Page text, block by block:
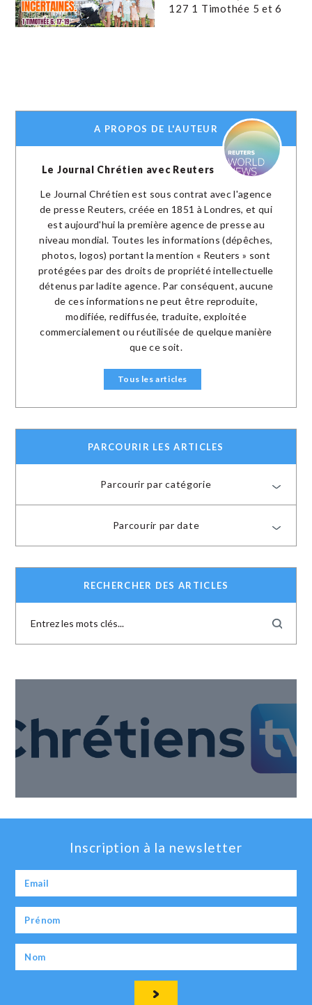
127 1 Timothée 5 et 6
A PROPOS DE L'AUTEUR
Le Journal Chrétien avec Reuters
Le Journal Chrétien est sous contrat avec l'agence
de presse Reuters, créée en 1851 à Londres, et qui
est aujourd'hui la première agence de presse au
niveau mondial. Toutes les informations (dépêches,
photos, logos) portant la mention « Reuters » sont
protégées par des droits de propriété intellectuelle
détenus par ladite agence. Par conséquent, aucune
de ces informations ne peut être reproduite,
modifiée, rediffusée, traduite, exploitée
commercialement ou réutilisée de quelque manière
que ce soit.
Tous les articles
PARCOURIR LES ARTICLES
Parcourir par catégorie
Parcourir par date
RECHERCHER DES ARTICLES
Inscription à la newsletter